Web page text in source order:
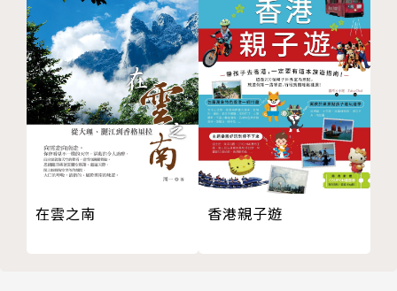
在雲之南 香港親子遊